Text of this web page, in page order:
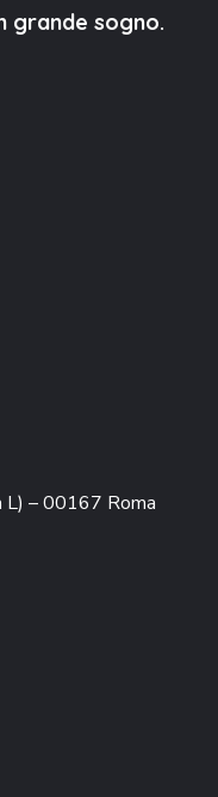
grande sogno.
L) – 00167 Roma